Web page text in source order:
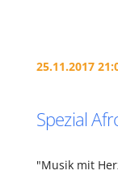
25.11.2017
Spezial
"Musik mit